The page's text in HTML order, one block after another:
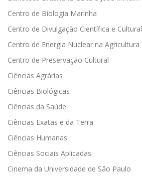
Centro de Biologia Marinha
Centro de Divulgação Científica e Cultural
Centro de Energia Nuclear na Agricultura
Centro de Preservação Cultural
Ciências Agrárias
Ciências Biológicas
Ciências da Saúde
Ciências Exatas e da Terra
Ciências Humanas
Ciências Sociais Aplicadas
Cinema da Universidade de São Paulo